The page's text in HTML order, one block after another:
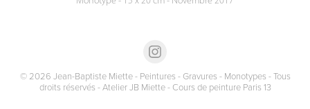
© 2026 Jean-Baptiste Miette - Peintures - Gravures - Monotypes - Tous
droits réservés - Atelier JB Miette - Cours de peinture Paris 13